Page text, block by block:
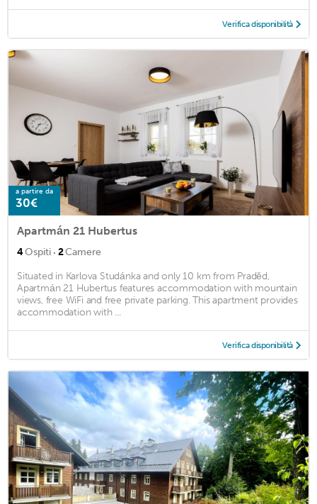
Verifica disponibilità
a partire da
30€
Apartmán 21 Hubertus
4Ospiti · 2Camere
Situated in Karlova Studánka and only 10 km from Praděd,
Apartmán 21 Hubertus features accommodation with mountain
views, free WiFi and free private parking. This apartment provides
accommodation with ...
Verifica disponibilità